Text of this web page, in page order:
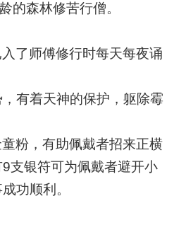
的森林修苦行僧。
了师傅修行时每天每夜诵
有着天神的保护，躯除霉
粉，有助佩戴者招来正横
支银符可为佩戴者避开小
功顺利。